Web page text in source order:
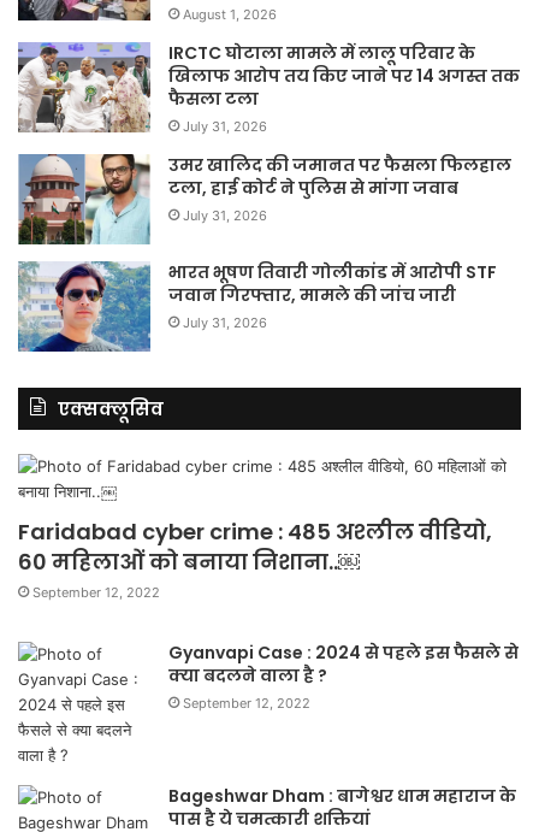
August 1, 2026
IRCTC घोटाला मामले में लालू परिवार के
खिलाफ आरोप तय किए जाने पर 14 अगस्त तक
फैसला टला
July 31, 2026
उमर खालिद की जमानत पर फैसला फिलहाल
टला, हाई कोर्ट ने पुलिस से मांगा जवाब
July 31, 2026
भारत भूषण तिवारी गोलीकांड में आरोपी STF
जवान गिरफ्तार, मामले की जांच जारी
July 31, 2026
एक्सक्लूसिव
Faridabad cyber crime : 485 अश्लील वीडियो,
60 महिलाओं को बनाया निशाना..￼
September 12, 2022
Gyanvapi Case : 2024 से पहले इस फैसले से
क्या बदलने वाला है ?
September 12, 2022
Bageshwar Dham : बागेश्वर धाम महाराज के
पास है ये चमत्कारी शक्तियां